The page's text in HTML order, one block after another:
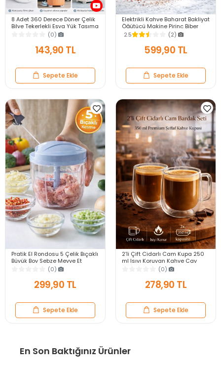
8 Adet 360 Derece Döner Çelik
Bilye Tekerlekli Eşya Yük Taşıma
Yapışkanlı Eşya Kaydırma
(0)
143,90 TL
Sepete Ekle
Elektrikli Kahve Baharat Bakliyat
Öğütücü Makine Pirinç Biber
Tahıl Öğütücü Değirmen Gıda
Öğütücü
2.5 (2)
599,90 TL
Sepete Ekle
Pratik El Rondosu 5 Çelik Bıçaklı
Büyük Boy Sebze Meyve Et
Soğan Doğrayıcı Blender Rende
(0)
299,90 TL
Sepete Ekle
2’li Çift Cidarlı Cam Kupa 250
ml Isıyı Koruyan Kahve Çay
Fincanı Kulplu Espresso Cam
(0)
278,90 TL
Sepete Ekle
En Son Baktığınız Ürünler